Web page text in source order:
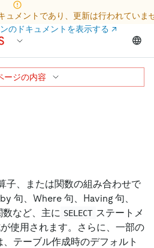
ュメントであり、更新は行われていま
のドキュメントを表示する ↗
子、または関数の組み合わせで
句、Where 句、Having 句、
など、主に SELECT ステートメ
使用されます。さらに、一部の
テーブル作成時のデフォルト
ージの内容